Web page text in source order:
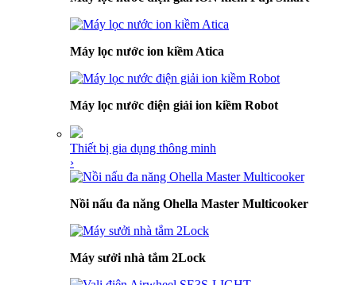
Máy lọc nước ion kiềm Atica
Máy lọc nước điện giải ion kiềm Robot
Thiết bị gia dụng thông minh
›
Nồi nấu đa năng Ohella Master Multicooker
Máy sưởi nhà tắm 2Lock